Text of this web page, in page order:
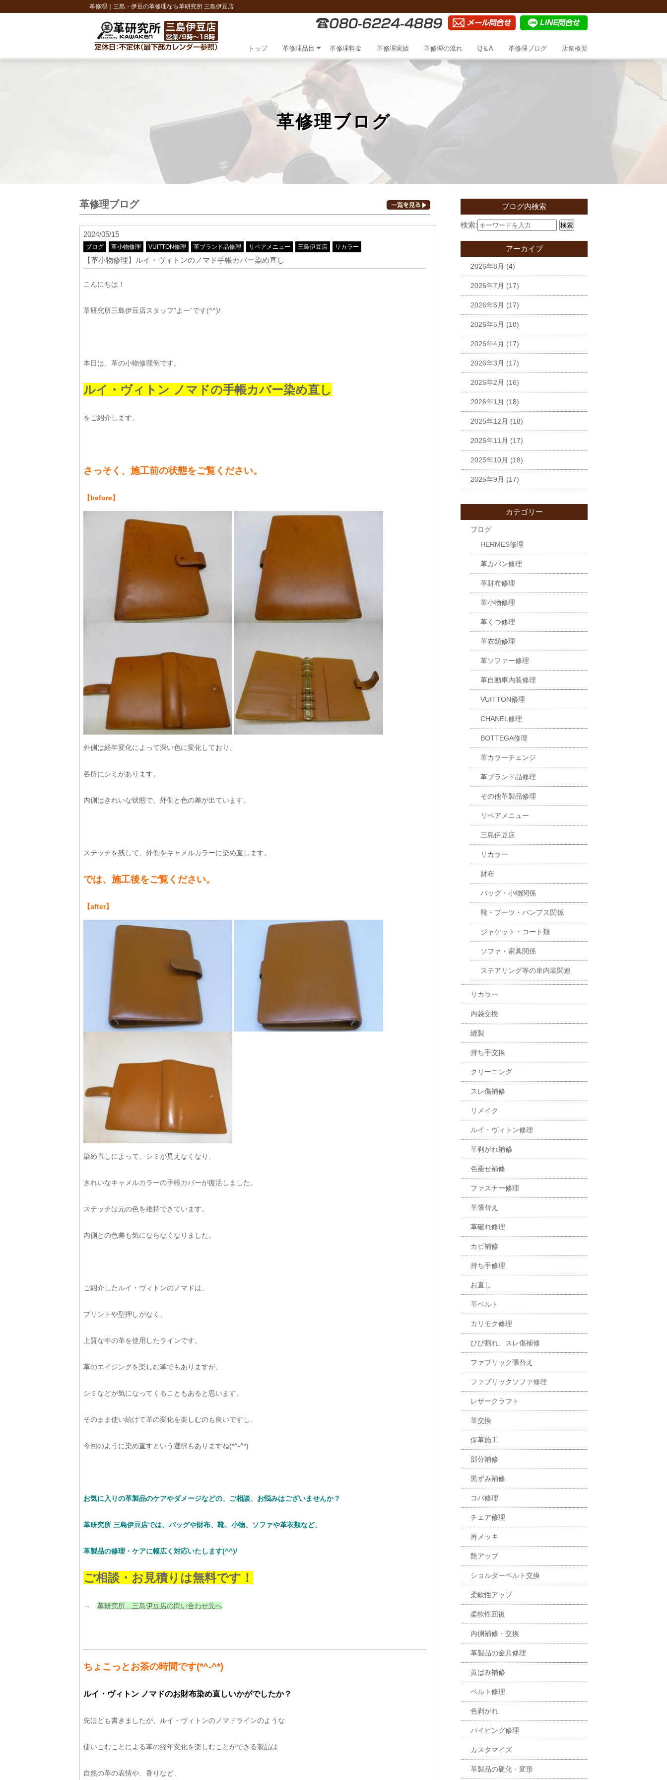
革修理｜三島・伊豆の革修理なら革研究所 三島伊豆店
トップ 革修理品目 革修理料金 革修理実績 革修理の流れ Q＆A 革修理ブログ 店舗概要
革修理ブログ
革修理ブログ
2024/05/15
ブログ 革小物修理 VUITTON修理 革ブランド品修理 リペアメニュー 三島伊豆店 リカラー
【革小物修理】ルイ・ヴィトンのノマド手帳カバー染め直し
こんにちは！
革研究所三島伊豆店スタッフ”よー”です(^^)/
本日は、革の小物修理例です。
ルイ・ヴィトン ノマドの手帳カバー染め直し
をご紹介します。
さっそく、施工前の状態をご覧ください。
【before】
外側は経年変化によって深い色に変化しており、
各所にシミがあります。
内側はきれいな状態で、外側と色の差が出ています。
ステッチを残して、外側をキャメルカラーに染め直します。
では、施工後をご覧ください。
【after】
染め直しによって、シミが見えなくなり、
きれいなキャメルカラーの手帳カバーが復活しました。
ステッチは元の色を維持できています。
内側との色差も気にならなくなりました。
ご紹介したルイ・ヴィトンのノマドは、
プリントや型押しがなく、
上質な牛の革を使用したラインです。
革のエイジングを楽しむ革でもありますが、
シミなどが気になってくることもあると思います。
そのまま使い続けて革の変化を楽しむのも良いですし、
今回のように染め直すという選択もありますね(*^-^*)
お気に入りの革製品のケアやダメージなどの、ご相談、お悩みはございませんか？
革研究所 三島伊豆店では、バッグや財布、靴、小物、ソファや革衣類など、
革製品の修理・ケアに幅広く対応いたします(^^)/
ご相談・お見積りは無料です！
→ 革研究所 三島伊豆店の問い合わせ先へ
ちょこっとお茶の時間です(*^-^*)
ルイ・ヴィトン ノマドのお財布染め直しいかがでしたか？
先ほども書きましたが、ルイ・ヴィトンのノマドラインのような
使いこむことによる革の経年変化を楽しむことができる製品は
自然の革の表情や、香りなど、
ブログ内検索
検索: 検索
アーカイブ
2026年8月 (4)
2026年7月 (17)
2026年6月 (17)
2026年5月 (18)
2026年4月 (17)
2026年3月 (17)
2026年2月 (16)
2026年1月 (18)
2025年12月 (18)
2025年11月 (17)
2025年10月 (18)
2025年9月 (17)
カテゴリー
ブログ
HERMES修理
革カバン修理
革財布修理
革小物修理
革くつ修理
革衣類修理
革ソファー修理
革自動車内装修理
VUITTON修理
CHANEL修理
BOTTEGA修理
革カラーチェンジ
革ブランド品修理
その他革製品修理
リペアメニュー
三島伊豆店
リカラー
財布
バッグ・小物関係
靴・ブーツ・パンプス関係
ジャケット・コート類
ソファ・家具関係
ステアリング等の車内装関連
リカラー
内袋交換
縫製
持ち手交換
クリーニング
スレ傷補修
リメイク
ルイ・ヴィトン修理
革剥がれ補修
色褪せ補修
ファスナー修理
革張替え
革破れ修理
カビ補修
持ち手修理
お直し
革ベルト
カリモク修理
ひび割れ、スレ傷補修
ファブリック張替え
ファブリックソファ修理
レザークラフト
革交換
保革施工
部分補修
黒ずみ補修
コバ修理
チェア修理
再メッキ
艶アップ
ショルダーベルト交換
柔軟性アップ
柔軟性回復
内側補修・交換
革製品の金具修理
黄ばみ補修
ベルト修理
色剥がれ
パイピング修理
カスタマイズ
革製品の硬化・変形